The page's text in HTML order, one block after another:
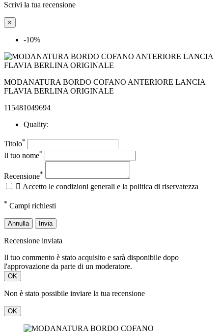
Scrivi la tua recensione
×
-10%
MODANATURA BORDO COFANO ANTERIORE LANCIA
FLAVIA BERLINA ORIGINALE
115481049694
Quality:
Titolo*
Il tuo nome*
Recensione*
 Accetto le condizioni generali e la politica di riservatezza
* Campi richiesti
Annulla Invia
Recensione inviata
Il tuo commento è stato acquisito e sarà disponibile dopo
l'approvazione da parte di un moderatore.
OK
Non è stato possibile inviare la tua recensione
OK